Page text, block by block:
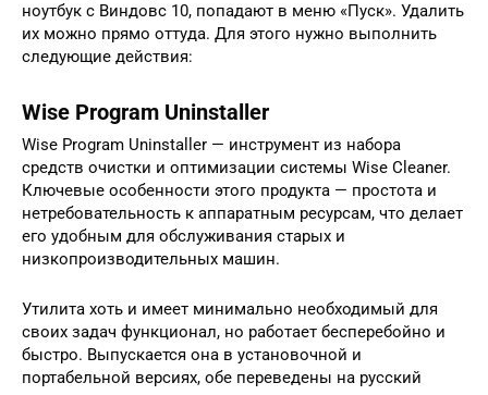
ноутбук с Виндовс 10, попадают в меню «Пуск». Удалить
их можно прямо оттуда. Для этого нужно выполнить
следующие действия:
Wise Program Uninstaller
Wise Program Uninstaller — инструмент из набора
средств очистки и оптимизации системы Wise Cleaner.
Ключевые особенности этого продукта — простота и
нетребовательность к аппаратным ресурсам, что делает
его удобным для обслуживания старых и
низкопроизводительных машин.
Утилита хоть и имеет минимально необходимый для
своих задач функционал, но работает бесперебойно и
быстро. Выпускается она в установочной и
портабельной версиях, обе переведены на русский